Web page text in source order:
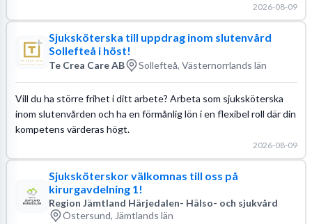
2026-08-09
Sjuksköterska till uppdrag inom slutenvård
Sollefteå i höst!
Te Crea Care AB Sollefteå, Västernorrlands län
Vill du ha större frihet i ditt arbete? Arbeta som sjuksköterska
inom slutenvården och ha en förmånlig lön i en flexibel roll där din
kompetens värderas högt.
2026-08-09
Sjuksköterskor välkomnas till oss på
kirurgavdelning 1!
Region Jämtland Härjedalen- Hälso- och sjukvård
Östersund, Jämtlands län